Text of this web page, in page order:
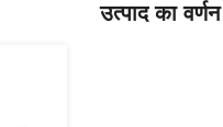
उत्पाद का वर्णन